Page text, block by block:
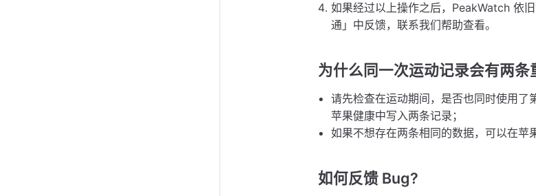
如果经过以上操作之后，PeakWatch 依
通」中反馈，联系我们帮助查看。
为什么同一次运动记录会有两条
请先检查在运动期间，是否也同时使用
苹果健康中写入两条记录；
如果不想存在两条相同的数据，可以在苹
如何反馈 Bug?